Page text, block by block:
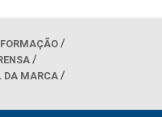
DA MARCA